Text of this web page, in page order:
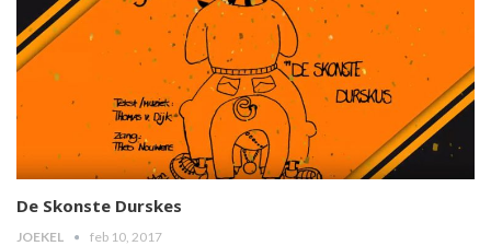
De Skonste Durskes
JOEKEL feb 10, 2017